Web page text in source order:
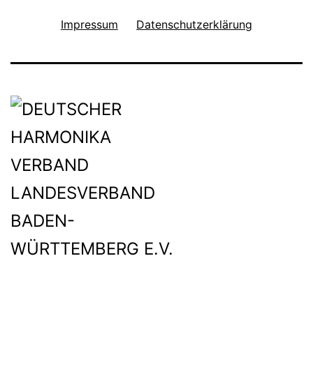
Impressum Datenschutzerklärung